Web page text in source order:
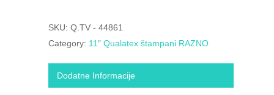
SKU: Q.TV - 44861
Category: 11″ Qualatex štampani RAZNO
Dodatne Informacije